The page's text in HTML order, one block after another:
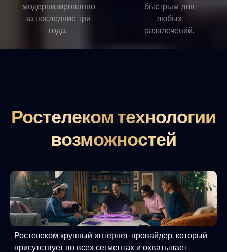
модернизированно
за последние три
года.
быстрым для
любых
развлечений.
Ростелеком технологии
возможностей
Ростелеком крупный интернет-провайдер, который
присутствует во всех сегментах и охватывает